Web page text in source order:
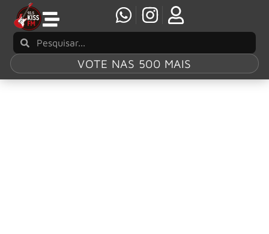
VOTE NAS 500 MAIS